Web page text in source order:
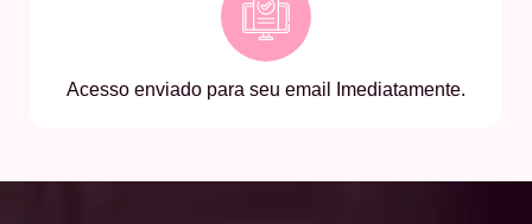
Acesso enviado para seu email Imediatamente.